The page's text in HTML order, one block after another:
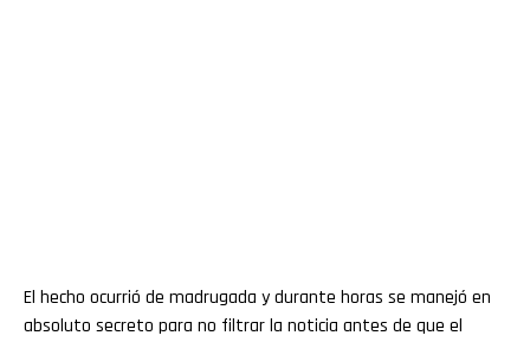
El hecho ocurrió de madrugada y durante horas se manejó en
absoluto secreto para no filtrar la noticia antes de que el